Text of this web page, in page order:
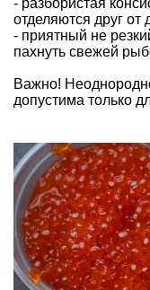
- разбористая
отделяются друг от
- приятный не
пахнуть свежей
Важно!
допустима только